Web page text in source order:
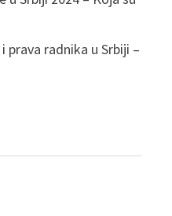
prava radnika u Srbiji –